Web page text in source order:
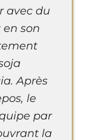
avec du
son
Après
le
par
la